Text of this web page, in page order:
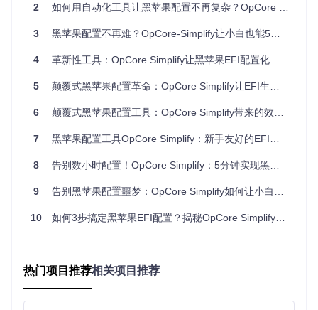
等核心组件的macOS支持情况，清晰标记兼容状态与支持版
OpCore Simplify工作原理与核心功能解析
技术原理解析
收集CPU、主板、显卡等核心组件信息
兼容性评估
：将采集的硬件数据与内置数据库进行比对，
生成兼容性报告
配置方案生成：根据硬件特性和用户选择，自动生成ACPI
补丁、Kext驱动列表和SMBIOS信息
这个过程就像是有一位经验丰富的黑苹果专家在为你量身定制
配置方案，不仅考虑了硬件的兼容性，还优化了性能和稳定性
设置。
2 如何用自动化工具让黑苹果配置不再复杂？OpCore Simplify零基础上手方案
3 黑苹果配置不再难？OpCore-Simplify让小白也能5分钟搞定
4 革新性工具：OpCore Simplify让黑苹果EFI配置化繁为简的完整方案
5 颠覆式黑苹果配置革命：OpCore Simplify让EFI生成效率提升10倍的秘密
6 颠覆式黑苹果配置工具：OpCore Simplify带来的效率革命
7 黑苹果配置工具OpCore Simplify：新手友好的EFI自动生成方案与效率提升指南
8 告别数小时配置！OpCore Simplify：5分钟实现黑苹果EFI智能生成革命
9 告别黑苹果配置噩梦：OpCore Simplify如何让小白也能30分钟搞定EFI
10 如何3步搞定黑苹果EFI配置？揭秘OpCore Simplify的自动化黑科技
热门项目推荐相关项目推荐